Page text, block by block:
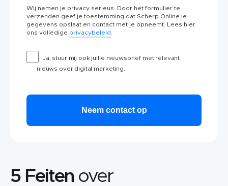
Wij nemen je privacy serieus. Door het formulier te
verzenden geef je toestemming dat Scherp Online je
gegevens opslaat en contact met je opneemt. Lees hier
ons volledige privacybeleid
Ja, stuur mij ook jullie nieuwsbrief met relevant
nieuws over digital marketing.
5 Feiten over